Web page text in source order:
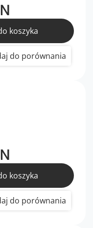
koszyka
do porównania
koszyka
do porównania